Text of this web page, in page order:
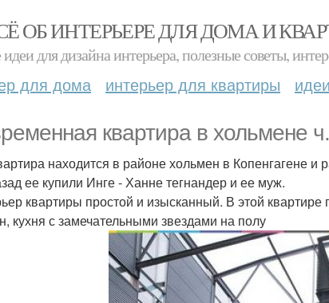
ОБ ИНТЕРЬЕРЕ ДЛЯ ДОМА И
для дизайна интерьера, полезные советы,
для дома интерьер для квартиры
квартира в хольмене
находится в районе хольмен в Копенгагене
ее купили Инге - Ханне тегнандер и ее муж.
квартиры простой и изысканный. В этой
кухня с замечательными звездами на полу